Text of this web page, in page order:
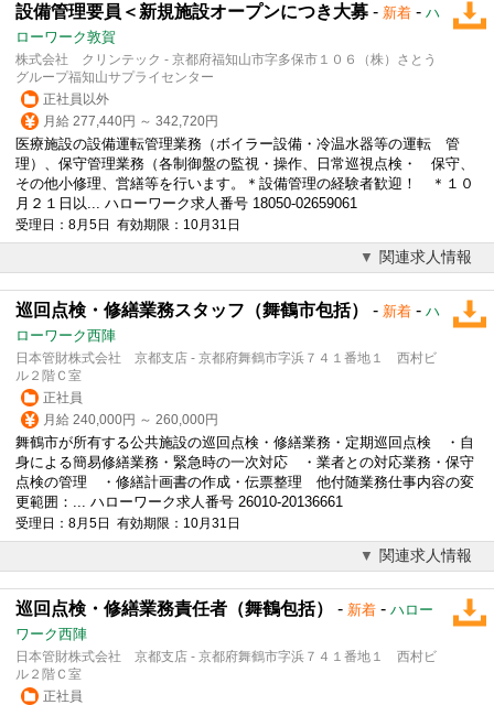
設備管理要員＜新規施設オープンにつき大募 - 新着 - ハ
ローワーク敦賀
株式会社 クリンテック - 京都府福知山市字多保市１０６（株）さとう
グループ福知山サプライセンター
正社員以外
月給 277,440円 ～ 342,720円
医療施設の設備運転管理業務（ボイラー設備 ・冷温水器等の運転 管
理）、保守管理業務（各制御盤の監視・操作、日常巡視点検・ 保守、
その他小修理、営繕等を行います。＊ 設備管理の経験者歓迎！ ＊１０
月２１日以... ハローワーク求人番号 18050-02659061
受理日：8月5日 有効期限：10月31日
関連求人情報
巡回点検・修繕業務スタッフ（舞鶴市包括） - 新着 - ハ
ローワーク西陣
日本管財株式会社 京都支店 - 京都府舞鶴市字浜７４１番地１ 西村ビ
ル２階Ｃ室
正社員
月給 240,000円 ～ 260,000円
舞鶴市が所有する公共施設の巡回点検・修繕業務・定期巡回点検 ・自
身による簡易修繕業務・緊急時の一次対応 ・業者との対応業務・保守
点検の管理 ・修繕計画書の作成・伝票整理 他付随業務仕事内容の変
更範囲：... ハローワーク求人番号 26010-20136661
受理日：8月5日 有効期限：10月31日
関連求人情報
巡回点検・修繕業務責任者（舞鶴包括） - 新着 - ハロー
ワーク西陣
日本管財株式会社 京都支店 - 京都府舞鶴市字浜７４１番地１ 西村ビ
ル２階Ｃ室
正社員